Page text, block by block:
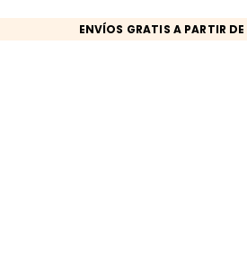
ENVÍOS GRATIS A PARTIR